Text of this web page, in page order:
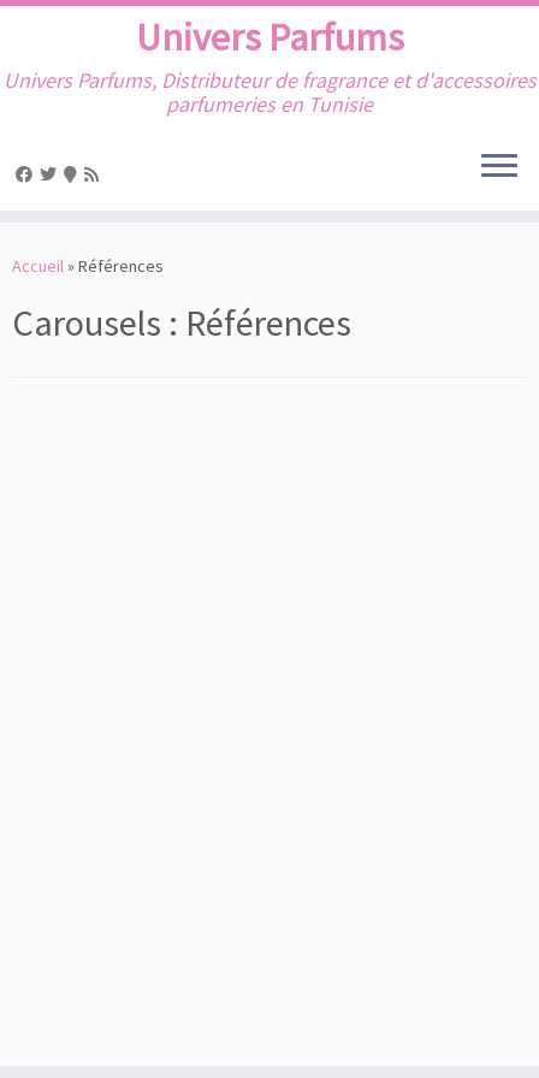
au
Univers Parfums
Univers Parfums, Distributeur de fragrance et d'accessoires
parfumeries en Tunisie
Accueil» Références
Carousels : Références